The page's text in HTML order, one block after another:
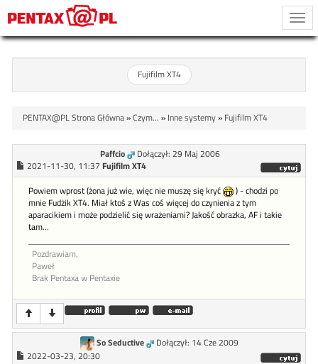
Fujifilm XT4
PENTAX@PL Strona Główna»Czym... » Inne systemy» Fujifilm XT4
Paffcio
Dołączył: 29 Maj 2006
2021-11-30, 11:37 Fujifilm XT4
Powiem wprost (żona już wie, więc nie muszę się kryć
) - chodzi po
mnie Fudżik XT4. Miał ktoś z Was coś więcej do czynienia z tym
aparacikiem i może podzielić się wrażeniami? Jakość obrazka, AF i takie
tam...
Pozdrawiam,
Paweł
Brak Pentaxa w Pentaxie
So Seductive
Dołączył: 14 Cze 2009
2022-03-23, 20:30